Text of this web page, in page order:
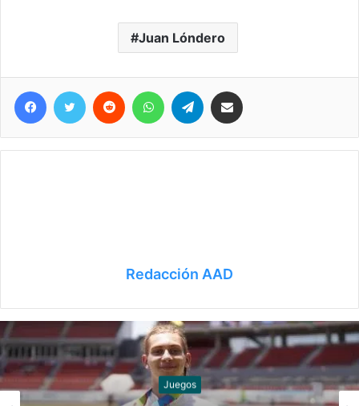
Juan Lóndero
Facebook
Twitter Reddit WhatsAppTelegram
Redacción AAD
Juegos